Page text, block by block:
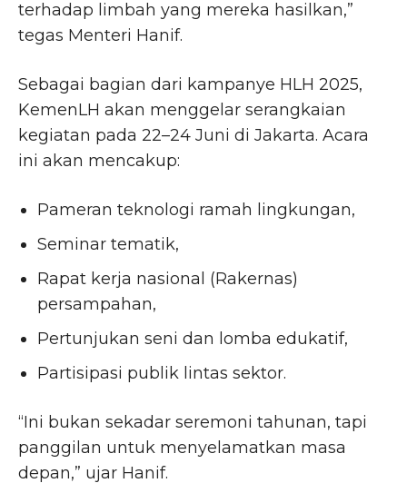
terhadap limbah yang mereka hasilkan,”
tegas Menteri Hanif.
Sebagai bagian dari kampanye HLH 2025,
KemenLH akan menggelar serangkaian
kegiatan pada 22–24 Juni di Jakarta. Acara
ini akan mencakup:
Pameran teknologi ramah lingkungan,
Seminar tematik,
Rapat kerja nasional (Rakernas)
persampahan,
Pertunjukan seni dan lomba edukatif,
Partisipasi publik lintas sektor.
“Ini bukan sekadar seremoni tahunan, tapi
panggilan untuk menyelamatkan masa
depan,” ujar Hanif.